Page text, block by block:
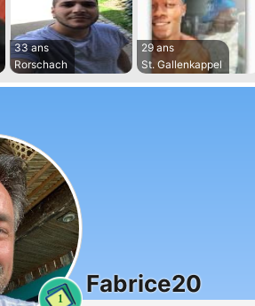
33 ans
Rorschach
29 ans
St. Gallenkappel
1
Fabrice20